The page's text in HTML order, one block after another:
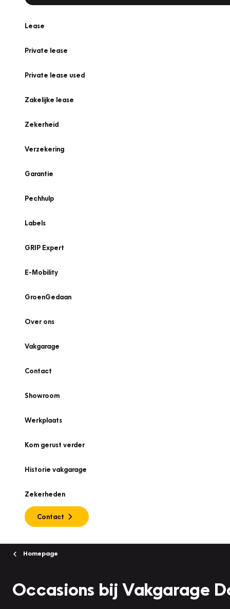
Lease
Private lease
Private lease used
Zakelijke lease
Zekerheid
Verzekering
Garantie
Pechhulp
Labels
GRIP Expert
E-Mobility
GroenGedaan
Over ons
Vakgarage
Contact
Showroom
Werkplaats
Kom gerust verder
Historie vakgarage
Zekerheden
Contact
Homepage
Occasions bij Vakgarage